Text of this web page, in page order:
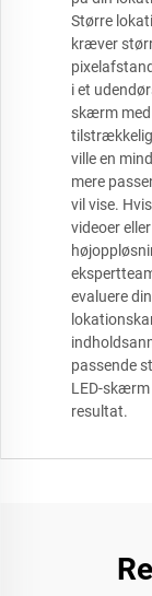
Større
kræver
i et
skærm
ville en
mere
vil vise.
videoer
evaluere
passende
LED-
resultat.